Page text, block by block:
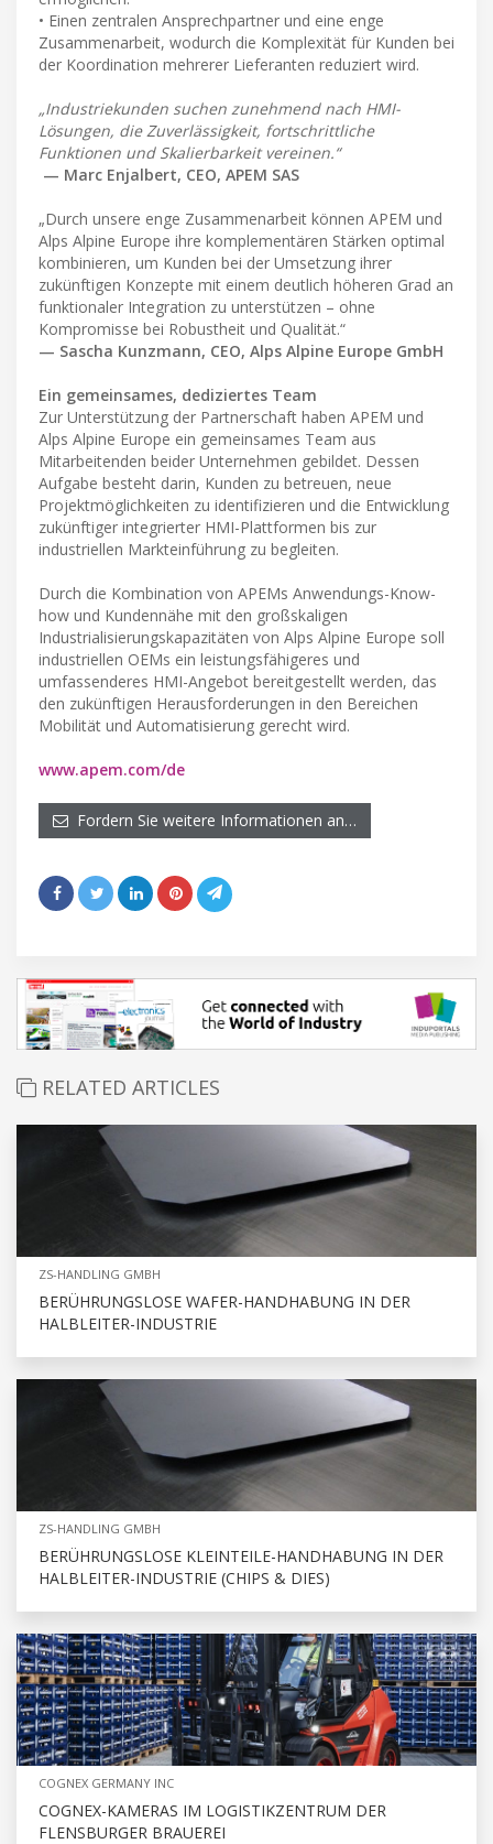
• Einen zentralen Ansprechpartner und eine enge
Zusammenarbeit, wodurch die Komplexität für Kunden bei
der Koordination mehrerer Lieferanten reduziert wird.
„Industriekunden suchen zunehmend nach HMI-
Lösungen, die Zuverlässigkeit, fortschrittliche
Funktionen und Skalierbarkeit vereinen.“
— Marc Enjalbert, CEO, APEM SAS
„Durch unsere enge Zusammenarbeit können APEM und
Alps Alpine Europe ihre komplementären Stärken optimal
kombinieren, um Kunden bei der Umsetzung ihrer
zukünftigen Konzepte mit einem deutlich höheren Grad an
funktionaler Integration zu unterstützen – ohne
Kompromisse bei Robustheit und Qualität.“
— Sascha Kunzmann, CEO, Alps Alpine Europe GmbH
Ein gemeinsames, dediziertes Team
Zur Unterstützung der Partnerschaft haben APEM und
Alps Alpine Europe ein gemeinsames Team aus
Mitarbeitenden beider Unternehmen gebildet. Dessen
Aufgabe besteht darin, Kunden zu betreuen, neue
Projektmöglichkeiten zu identifizieren und die Entwicklung
zukünftiger integrierter HMI-Plattformen bis zur
industriellen Markteinführung zu begleiten.
Durch die Kombination von APEMs Anwendungs-Know-
how und Kundennähe mit den großskaligen
Industrialisierungskapazitäten von Alps Alpine Europe soll
industriellen OEMs ein leistungsfähigeres und
umfassenderes HMI-Angebot bereitgestellt werden, das
den zukünftigen Herausforderungen in den Bereichen
Mobilität und Automatisierung gerecht wird.
www.apem.com/de
Fordern Sie weitere Informationen an…
RELATED ARTICLES
ZS-HANDLING GMBH
BERÜHRUNGSLOSE WAFER-HANDHABUNG IN DER
HALBLEITER-INDUSTRIE
ZS-HANDLING GMBH
BERÜHRUNGSLOSE KLEINTEILE-HANDHABUNG IN DER
HALBLEITER-INDUSTRIE (CHIPS & DIES)
COGNEX GERMANY INC
COGNEX-KAMERAS IM LOGISTIKZENTRUM DER
FLENSBURGER BRAUEREI